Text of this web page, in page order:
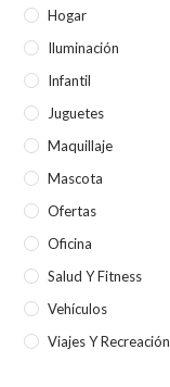
Hogar
Iluminación
Infantil
Juguetes
Maquillaje
Mascota
Ofertas
Oficina
Salud Y Fitness
Vehículos
Viajes Y Recreación